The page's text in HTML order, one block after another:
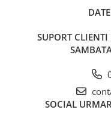
SUPORT CLIENTI
SOCIAL